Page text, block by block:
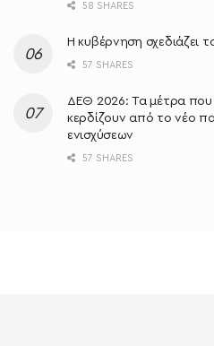
58 SHARES
Η κυβέρνηση σχεδιάζει
57 SHARES
ΔΕΘ 2026: Τα μέτρα που
κερδίζουν από το νέο
ενισχύσεων
57 SHARES